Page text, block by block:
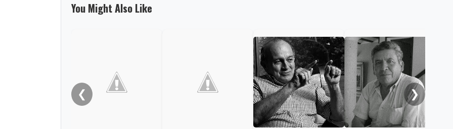
You Might Also Like
❮ ❯